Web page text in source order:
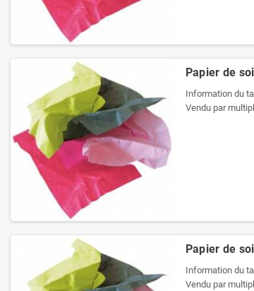
Papier de
Information du
Vendu par
Papier de
Information du
Vendu par